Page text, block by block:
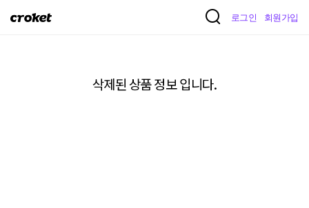
크
로그인 회원가입
삭제된 상품 정보 입니다.